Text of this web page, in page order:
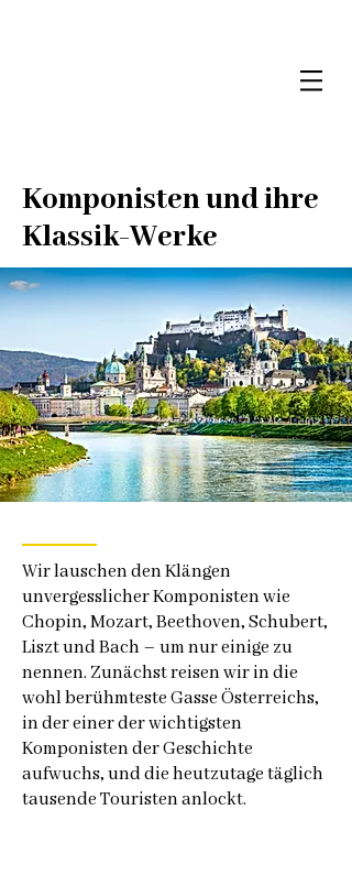
Komponisten und ihre
Klassik-Werke
Wir lauschen den Klängen
unvergesslicher Komponisten wie
Chopin, Mozart, Beethoven, Schubert,
Liszt und Bach – um nur einige zu
nennen. Zunächst reisen wir in die
wohl berühmteste Gasse Österreichs,
in der einer der wichtigsten
Komponisten der Geschichte
aufwuchs, und die heutzutage täglich
tausende Touristen anlockt.